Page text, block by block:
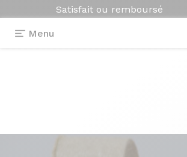
Satisfait ou remboursé
Menu
> Axxome II